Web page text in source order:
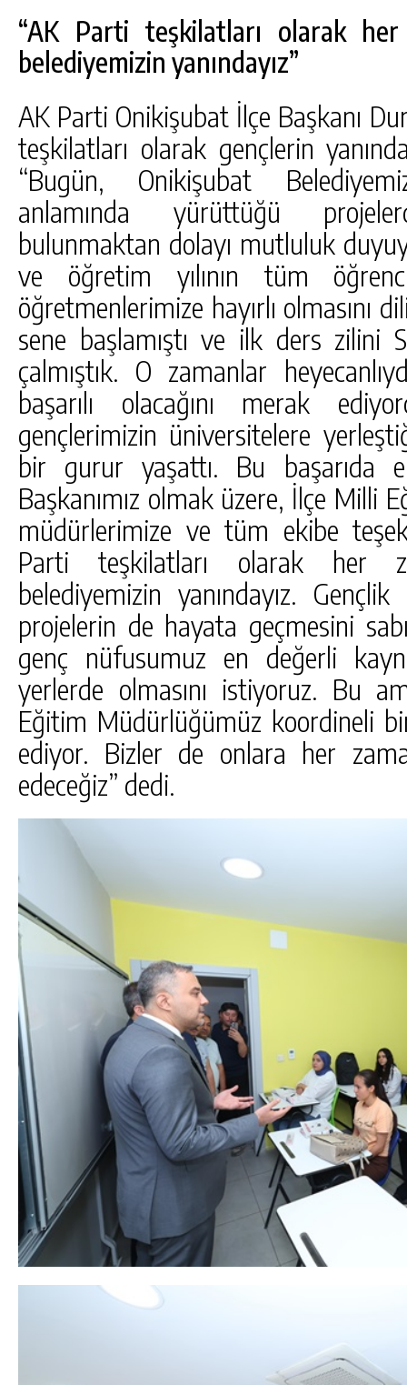
“AK Parti teşkilatları olarak
belediyemizin yanındayız”
AK Parti Onikişubat İlçe Başkanı
teşkilatları olarak gençlerin
“Bugün, Onikişubat
anlamında yürüttüğü
bulunmaktan dolayı mutluluk
ve öğretim yılının tüm
öğretmenlerimize hayırlı olmasını
sene başlamıştı ve ilk ders zilini
çalmıştık. O zamanlar
başarılı olacağını merak
gençlerimizin üniversitelere
bir gurur yaşattı. Bu başarıda
Başkanımız olmak üzere, İlçe Milli
müdürlerimize ve tüm ekibe
Parti teşkilatları olarak her
belediyemizin yanındayız.
projelerin de hayata geçmesini
genç nüfusumuz en değerli
yerlerde olmasını istiyoruz. Bu
Eğitim Müdürlüğümüz koordineli
ediyor. Bizler de onlara her
edeceğiz” dedi.